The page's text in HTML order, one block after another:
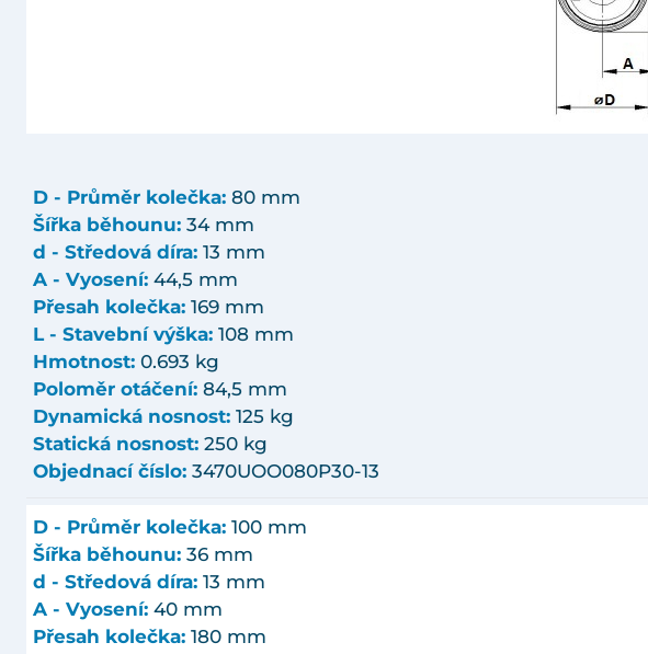
D - Průměr kolečka: 80 mm
Šířka běhounu: 34 mm
d - Středová díra: 13 mm
A - Vyosení: 44,5 mm
Přesah kolečka: 169 mm
L - Stavební výška: 108 mm
Hmotnost: 0.693 kg
Poloměr otáčení: 84,5 mm
Dynamická nosnost: 125 kg
Statická nosnost: 250 kg
Objednací číslo: 3470UOO080P30-13
D - Průměr kolečka: 100 mm
Šířka běhounu: 36 mm
d - Středová díra: 13 mm
A - Vyosení: 40 mm
Přesah kolečka: 180 mm